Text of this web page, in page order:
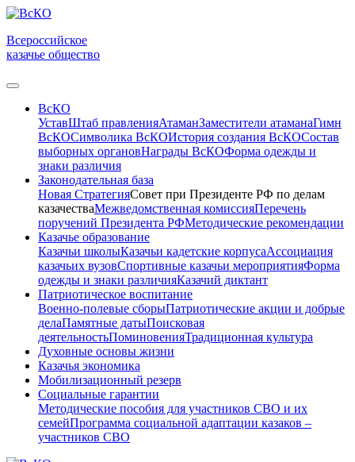
Всероссийское
казачье общество
ВсКО
УставШтаб правленияАтаманЗаместители атаманаГимн
ВсКОСимволика ВсКОИстория создания ВсКОСостав
выборных органовНаграды ВсКОФорма одежды и
знаки различия
Законодательная база
Новая СтратегияСовет при Президенте РФ по делам
казачестваМежведомственная комиссияПеречень
поручений Президента РФМетодические рекомендации
Казачье образование
Казачьи школыКазачьи кадетские корпусаАссоциация
казачьих вузовСпортивные казачьи мероприятияФорма
одежды и знаки различияКазачий диктант
Патриотическое воспитание
Военно-полевые сборыПатриотические акции и добрые
делаПамятные датыПоисковая
деятельностьПоминовенияТрадиционная культура
Духовные основы жизни
Казачья экономика
Мобилизационный резерв
Социальные гарантии
Методические пособия для участников СВО и их
семейПрограмма социальной адаптации казаков –
участников СВО